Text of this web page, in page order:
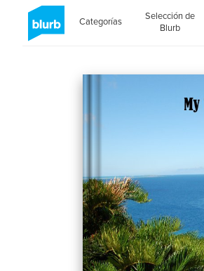
Categorías
Selección de
Blurb